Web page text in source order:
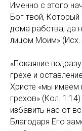
Именно с этого
Бог твой, Который
дома рабства; да
лицом Моим» (Исх.
«Покаяние
грехе и
Христе «мы имеем
грехов» (Кол.
избавить нас от
Благодаря Его